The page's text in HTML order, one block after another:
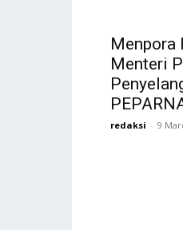
Menpora
Menteri
redaksi - 9